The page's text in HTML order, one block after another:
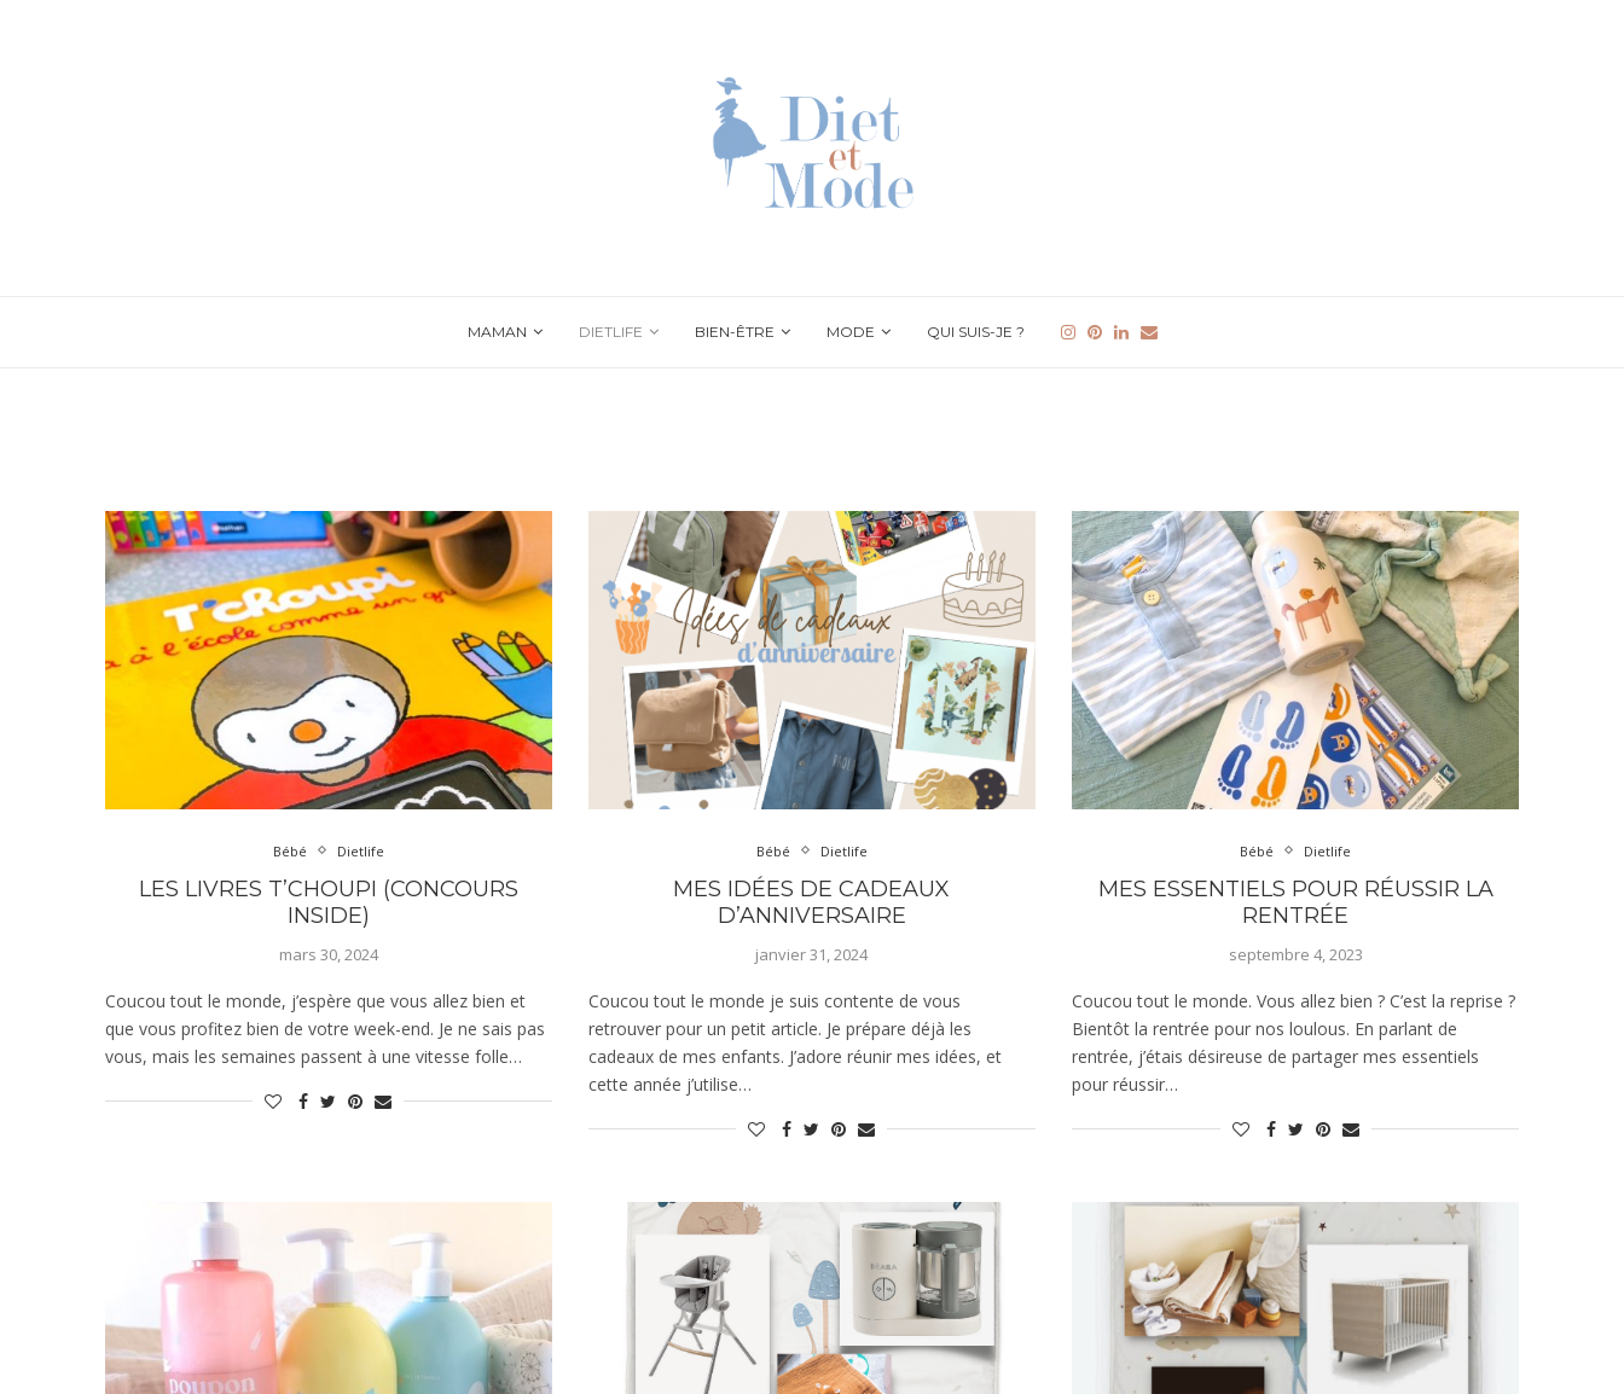
MAMAN DIETLIFE BIEN-ÊTRE MODE QUI SUIS-JE ?
Bébé Dietlife
LES LIVRES T’CHOUPI (CONCOURS
INSIDE)
mars 30, 2024
Coucou tout le monde, j’espère que vous allez bien et
que vous profitez bien de votre week-end. Je ne sais pas
vous, mais les semaines passent à une vitesse folle…
Bébé Dietlife
MES IDÉES DE CADEAUX
D’ANNIVERSAIRE
janvier 31, 2024
Coucou tout le monde je suis contente de vous
retrouver pour un petit article. Je prépare déjà les
cadeaux de mes enfants. J’adore réunir mes idées, et
cette année j’utilise…
Bébé Dietlife
MES ESSENTIELS POUR RÉUSSIR LA
RENTRÉE
septembre 4, 2023
Coucou tout le monde. Vous allez bien ? C’est la reprise ?
Bientôt la rentrée pour nos loulous. En parlant de
rentrée, j’étais désireuse de partager mes essentiels
pour réussir…